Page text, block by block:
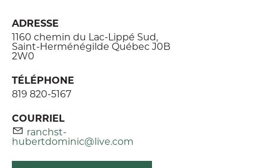
ADRESSE
1160 chemin du Lac-Lippé Sud,
Saint-Herménégilde Québec J0B
2W0
TÉLÉPHONE
819 820-5167
COURRIEL
ranchst-
hubertdominic@live.com